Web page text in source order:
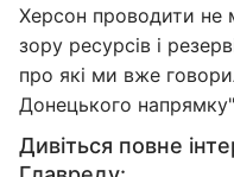
Херсон проводити не
зору ресурсів і
про які ми вже
Донецького
Дивіться повне